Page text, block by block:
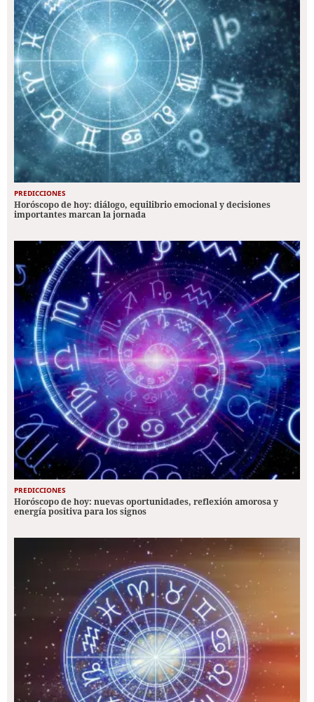
PREDICCIONES
Horóscopo de hoy: diálogo, equilibrio emocional y decisiones
importantes marcan la jornada
PREDICCIONES
Horóscopo de hoy: nuevas oportunidades, reflexión amorosa y
energía positiva para los signos